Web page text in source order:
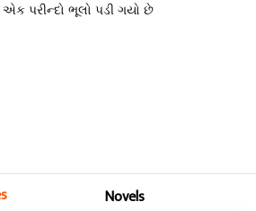
પરીન્દો ભૂલો પડી ગયો છે
Novels